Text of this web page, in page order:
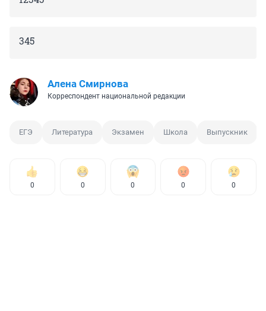
345
Алена Смирнова
Корреспондент национальной редакции
ЕГЭ Литература Экзамен Школа Выпускник
0 0 0 0 0